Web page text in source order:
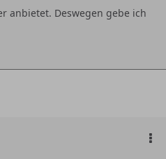
anbietet. Deswegen gebe ich